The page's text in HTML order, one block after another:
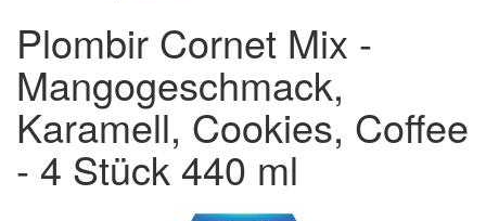
Plombir Cornet Mix -
Mangogeschmack,
Karamell, Cookies, Coffee
- 4 Stück 440 ml